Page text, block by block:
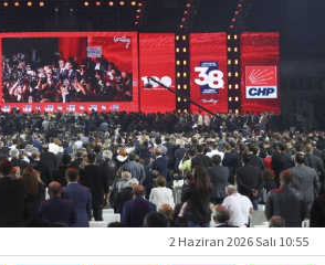
2 Haziran 2026 Salı 10:55